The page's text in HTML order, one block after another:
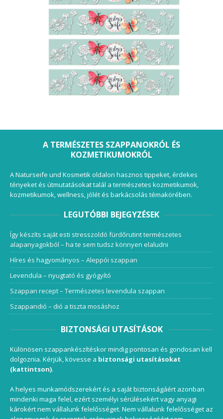
A TERMÉSZETES SZAPPANOKRÓL ÉS
KOZMETIKUMOKRÓL
A Naturseife und Kosmetik oldalon hasznos tippeket, érdekes
tényeket és útmutatásokat talál a természetes kozmetikumok,
kozmetikumok, wellness, jólét és barkácsolás témakörében.
LEGUTÓBBI BEJEGYZÉSEK
Így készíts saját esti stresszoldó fürdőrutint természetes
alapanyagokból – ha te sem tudsz könnyen elaludni
Híres és hagyományos – Aleppói szappan
Levendula – nyugtató és gyógyító
Szappan recept – Természetes levendula szappan
Szappandió – dió a tiszta mosáshoz
BIZTONSÁGI UTASÍTÁSOK
Különösen szappankészítéskor mindig pontosan és gondosan kell
dolgoznia. Kérjük, kövesse a biztonsági utasításokat
(kattintson).
A helyes munkamódszerekért és a saját biztonságáért azonban
mindenki maga felel, ezért személyi sérülésekért vagy anyagi
károkért nem vállalunk felelősséget. Nem vállalunk felelősséget az